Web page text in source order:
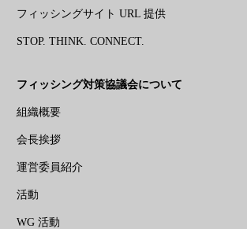
フィッシングサイト URL 提供
STOP. THINK. CONNECT.
フィッシング対策協議会について
組織概要
会長挨拶
運営委員紹介
活動
WG 活動